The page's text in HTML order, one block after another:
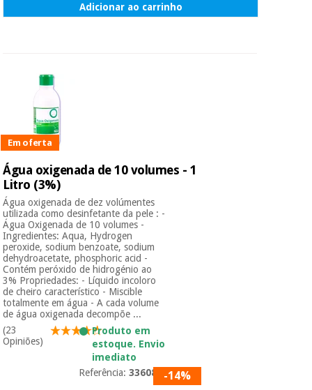
Adicionar ao carrinho
Em oferta
Água oxigenada de 10 volumes - 1
Litro (3%)
Água oxigenada de dez volúmentes
utilizada como desinfetante da pele : -
Água Oxigenada de 10 volumes -
Ingredientes: Aqua, Hydrogen
peroxide, sodium benzoate, sodium
dehydroacetate, phosphoric acid -
Contém peróxido de hidrogénio ao
3% Propriedades: - Líquido incoloro
de cheiro característico - Miscible
totalmente em água - A cada volume
de água oxigenada decompõe ...
(23
Opiniões)
Produto em
estoque. Envio
imediato
Referência:3360801-14%